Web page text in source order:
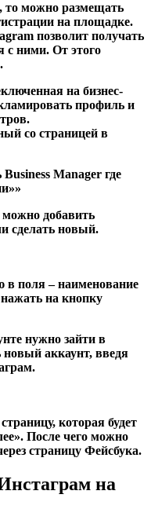
то можно размещать
на площадке.
позволит получать
с ними. От этого
на бизнес-
профиль и
со страницей в
Manager где
добавить
сделать новый.
поля – наименование
на кнопку
нужно зайти в
аккаунт, введя
которая будет
После чего можно
страницу Фейсбука.
на